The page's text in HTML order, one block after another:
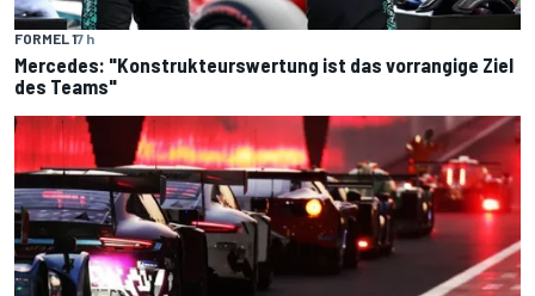
FORMEL 17 h
Mercedes: "Konstrukteurswertung ist das vorrangige Ziel
des Teams"